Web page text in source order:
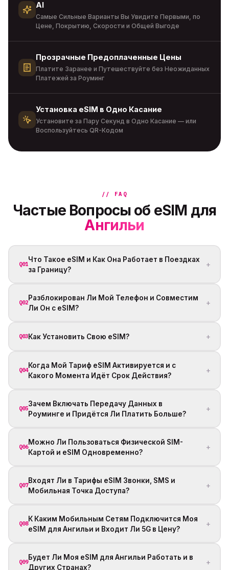
AI
Самые Сильные Варианты Вы Увидите Первыми, по
Цене, Покрытию, Скорости и Общей Выгоде
Прозрачные Предоплаченные Цены
Платите Заранее и Путешествуйте без Неожиданных
Платежей за Роуминг
Установка eSIM в Одно Касание
Установите за Пару Секунд в Одно Касание — или
Воспользуйтесь QR-Кодом
// FAQ
Частые Вопросы об eSIM для
Ангильи
Q01
Что Такое eSIM и Как Она Работает в Поездках
за Границу?
+
Q02
Разблокирован Ли Мой Телефон и Совместим
Ли Он с eSIM?
+
Q03Как Установить Свою eSIM? +
Q04
Когда Мой Тариф eSIM Активируется и с
Какого Момента Идёт Срок Действия?
+
Q05
Зачем Включать Передачу Данных в
Роуминге и Придётся Ли Платить Больше?
+
Q06
Можно Ли Пользоваться Физической SIM-
Картой и eSIM Одновременно?
+
Q07
Входят Ли в Тарифы eSIM Звонки, SMS и
Мобильная Точка Доступа?
+
Q08
К Каким Мобильным Сетям Подключится Моя
eSIM для Ангильи и Входит Ли 5G в Цену?
+
Q09
Будет Ли Моя eSIM для Ангильи Работать и в
Других Странах?
+